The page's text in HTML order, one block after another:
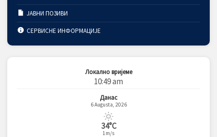
ЈАВНИ ПОЗИВИ
СЕРВИСНЕ ИНФОРМАЦИЈЕ
Локално вријеме
10:49 am
Данас
6 Augusta, 2026
34°C
1m/s